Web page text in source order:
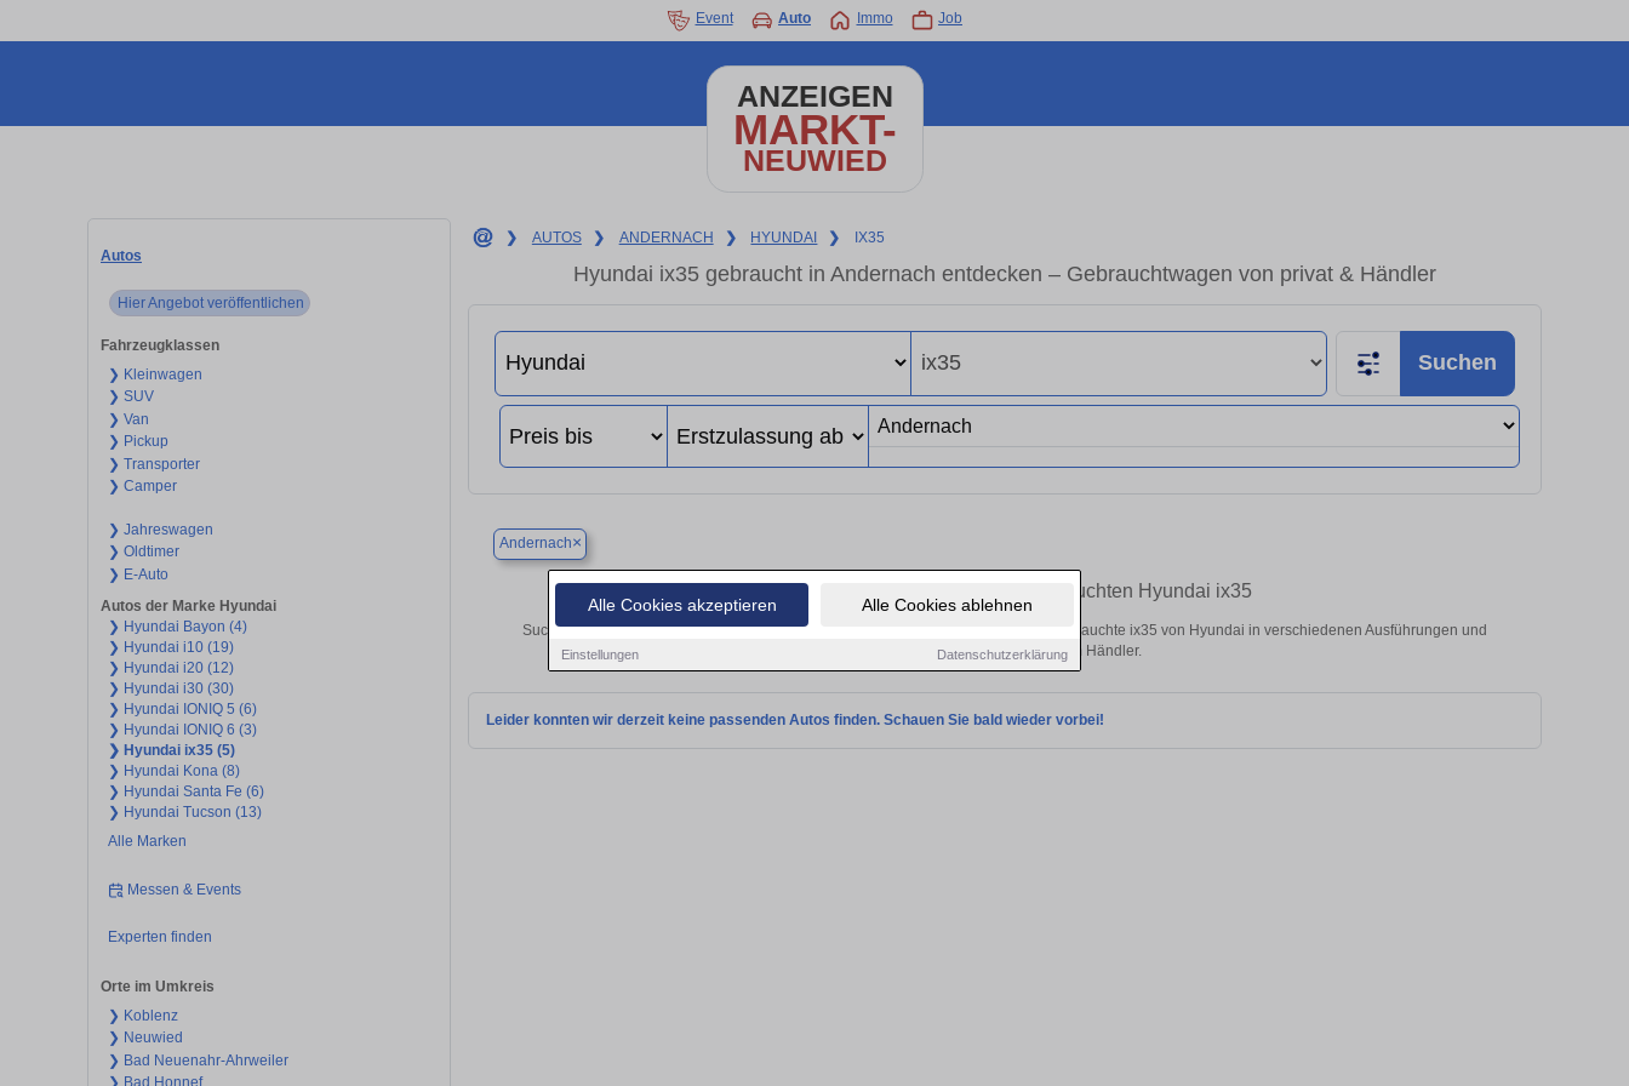
Alle Cookies akzeptieren Alle Cookies ablehnen
Einstellungen Datenschutzerklärung
Event Auto Immo Job
ANZEIGEN
MARKT-
NEUWIED
Autos
Hier Angebot veröffentlichen
Fahrzeugklassen
❯ Kleinwagen
❯ SUV
❯ Van
❯ Pickup
❯ Transporter
❯ Camper
❯ Jahreswagen
❯ Oldtimer
❯ E-Auto
Autos der Marke Hyundai
❯ Hyundai Bayon (4)
❯ Hyundai i10 (19)
❯ Hyundai i20 (12)
❯ Hyundai i30 (30)
❯ Hyundai IONIQ 5 (6)
❯ Hyundai IONIQ 6 (3)
❯ Hyundai ix35 (5)
❯ Hyundai Kona (8)
❯ Hyundai Santa Fe (6)
❯ Hyundai Tucson (13)
Alle Marken
Messen & Events
Experten finden
Orte im Umkreis
❯ Koblenz
❯ Neuwied
❯ Bad Neuenahr-Ahrweiler
❯ Bad Honnef
❯ AUTOS ❯ ANDERNACH ❯ HYUNDAI ❯ IX35
Hyundai ix35 gebraucht in Andernach entdecken – Gebrauchtwagen von privat & Händler
Suchen
Andernach×
Finden Sie in Andernach Ihren gebrauchten Hyundai ix35
Suchen Sie in Andernach einen Hyundai ix35 Gebrauchtwagen? Entdecken Sie gebrauchte ix35 von Hyundai in verschiedenen Ausführungen und
Preisklassen von privat und vom Händler.
Leider konnten wir derzeit keine passenden Autos finden. Schauen Sie bald wieder vorbei!